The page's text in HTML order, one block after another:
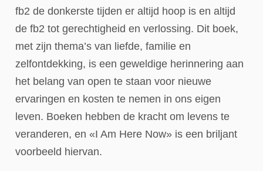
fb2 de donkerste tijden er altijd hoop is en altijd
de fb2 tot gerechtigheid en verlossing. Dit boek,
met zijn thema’s van liefde, familie en
zelfontdekking, is een geweldige herinnering aan
het belang van open te staan voor nieuwe
ervaringen en kosten te nemen in ons eigen
leven. Boeken hebben de kracht om levens te
veranderen, en «I Am Here Now» is een briljant
voorbeeld hiervan.